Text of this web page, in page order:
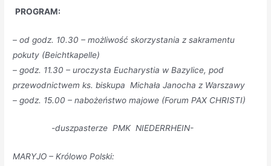
PROGRAM:
– od godz. 10.30 – możliwość skorzystania z sakramentu
pokuty (Beichtkapelle)
– godz. 11.30 – uroczysta Eucharystia w Bazylice, pod
przewodnictwem ks. biskupa Michała Janocha z Warszawy
– godz. 15.00 – nabożeństwo majowe (Forum PAX CHRISTI)
-duszpasterze PMK NIEDERRHEIN-
MARYJO – Królowo Polski: